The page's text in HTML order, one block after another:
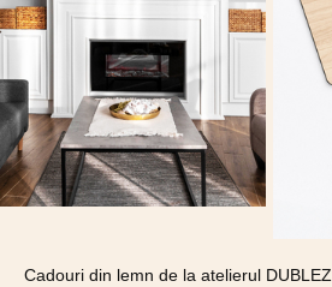
Cadouri din lemn de la atelierul DUBLEZ